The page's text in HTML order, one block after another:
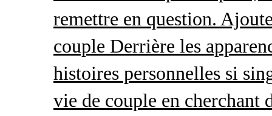
remettre en question.
couple Derrière les
histoires personnelles si
vie de couple en cherchant